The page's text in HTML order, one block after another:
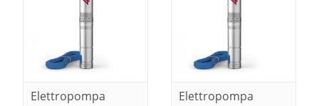
Elettropompa
Elettropompa